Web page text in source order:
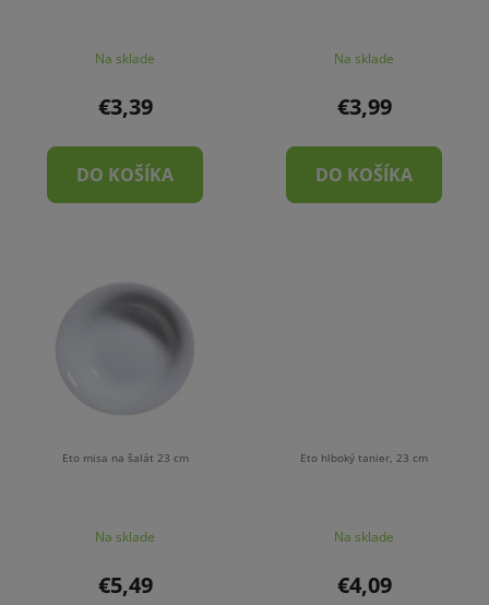
Na sklade
€3,39
DO KOŠÍKA
Na sklade
€3,99
DO KOŠÍKA
Eto misa na šalát 23 cm
Na sklade
€5,49
Eto hlboký tanier, 23 cm
Na sklade
€4,09